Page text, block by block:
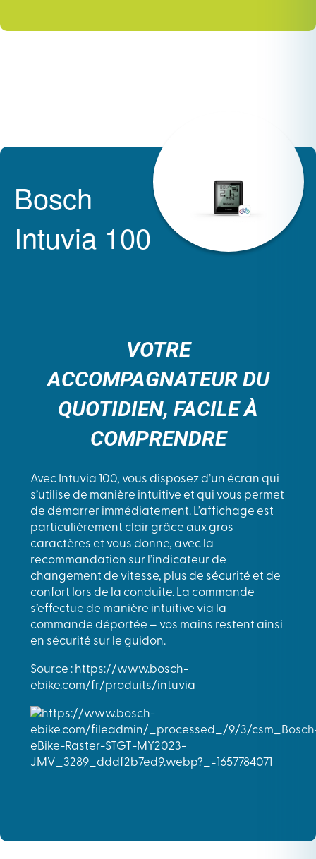
Bosch
Intuvia 100
VOTRE
ACCOMPAGNATEUR DU
QUOTIDIEN, FACILE À
COMPRENDRE
Avec Intuvia 100, vous disposez d’un écran qui
s’utilise de manière intuitive et qui vous permet
de démarrer immédiatement. L’affichage est
particulièrement clair grâce aux gros
caractères et vous donne, avec la
recommandation sur l’indicateur de
changement de vitesse, plus de sécurité et de
confort lors de la conduite. La commande
s’effectue de manière intuitive via la
commande déportée – vos mains restent ainsi
en sécurité sur le guidon.
Source : https://www.bosch-
ebike.com/fr/produits/intuvia